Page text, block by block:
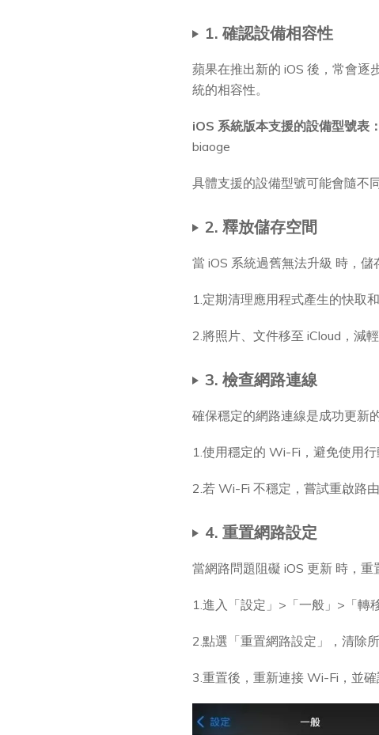
1. 確認設備相容性
蘋果在推出新的 iOS 後，常會逐
統的相容性。
iOS 系統版本支援的設備型號表：
biaoge
具體支援的設備型號可能會隨不
2. 釋放儲存空間
當 iOS 系統過舊無法升級 時，
1.定期清理應用程式產生的快取和
2.將照片、文件移至 iCloud，減
3. 檢查網路連線
確保穩定的網路連線是成功更新
1.使用穩定的 Wi-Fi，避免使用行
2.若 Wi-Fi 不穩定，嘗試重啟路由
4. 重置網路設定
當網路問題阻礙 iOS 更新 時，重
1.進入「設定」>「一般」>「轉
2.點選「重置網路設定」，清除
3.重置後，重新連接 Wi-Fi，並確